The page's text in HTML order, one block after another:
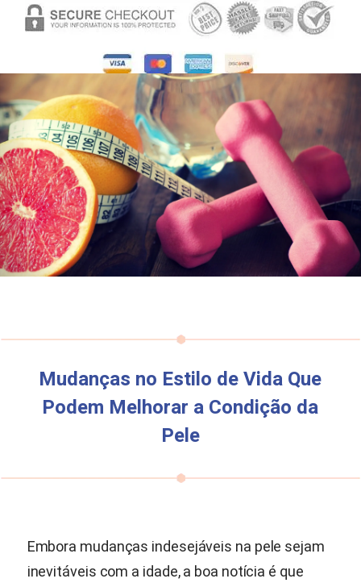
Mudanças no Estilo de Vida Que
Podem Melhorar a Condição da
Pele
Embora mudanças indesejáveis na pele sejam
inevitáveis com a idade, a boa notícia é que